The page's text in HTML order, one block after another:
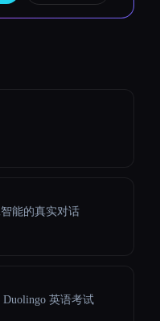
能的真实对话
Duolingo 英语考试